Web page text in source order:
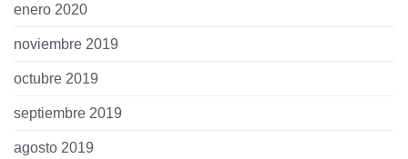
enero 2020
noviembre 2019
octubre 2019
septiembre 2019
agosto 2019